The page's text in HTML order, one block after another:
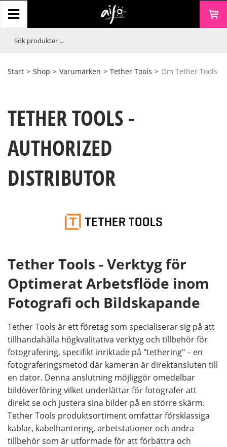
Start > Shop > Varumärken > Tether Tools > Om Tether Tools
TETHER TOOLS -
AUTHORIZED
DISTRIBUTOR
Tether Tools - Verktyg för
Optimerat Arbetsflöde inom
Fotografi och Bildskapande
Tether Tools är ett företag som specialiserar sig på att
tillhandahålla högkvalitativa verktyg och tillbehör för
fotografering, specifikt inriktade på "tethering" – en
fotograferingsmetod där kameran är direktansluten till
en dator. Denna anslutning möjliggör omedelbar
bildöverföring vilket underlättar för fotografer att
direkt se och justera sina bilder på en större skärm.
Tether Tools produktsortiment omfattar försklassiga
kablar, kabelhantering, arbetstationer och andra
tillbehör som är utformade för att förbättra och